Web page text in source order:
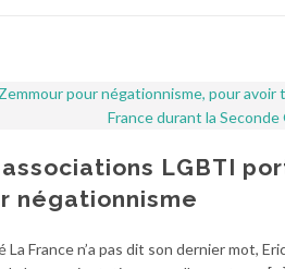
associations LGBTI
négationnisme
France n’a pas dit son dernier mot,